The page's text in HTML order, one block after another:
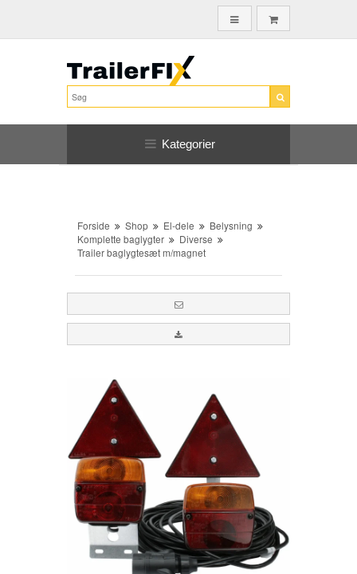
Kategorier
Forside Shop El-dele
Belysning
Komplette baglygter
Diverse
Trailer baglygtesæt m/magnet